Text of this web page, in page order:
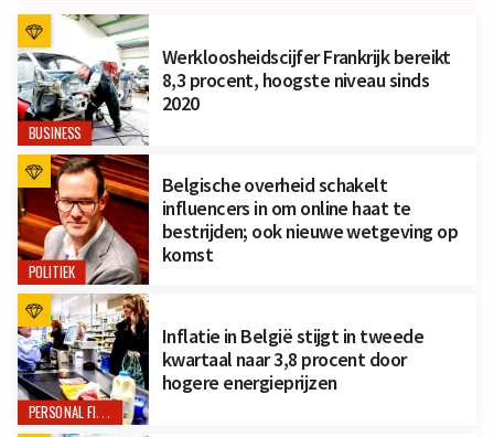
BUSINESS
Werkloosheidscijfer Frankrijk bereikt
8,3 procent, hoogste niveau sinds
2020
POLITIEK
Belgische overheid schakelt
influencers in om online haat te
bestrijden; ook nieuwe wetgeving op
komst
PERSONAL FINANCE
Inflatie in België stijgt in tweede
kwartaal naar 3,8 procent door
hogere energieprijzen